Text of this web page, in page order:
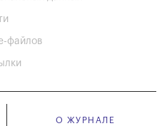
файлов
О ЖУРНАЛЕ